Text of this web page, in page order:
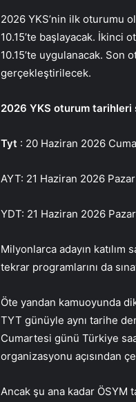
2026 YKS’nin ilk oturumu
10.15’te başlayacak. İkinci
10.15’te uygulanacak. Son
gerçekleştirilecek.
2026 YKS oturum tarihleri
Tyt : 20 Haziran 2026
AYT: 21 Haziran 2026 Pazar
YDT: 21 Haziran 2026
Milyonlarca adayın katılım
tekrar programlarını da
Öte yandan kamuoyunda
TYT günüyle aynı tarihe
Cumartesi günü Türkiye
organizasyonu açısından
Ancak şu ana kadar ÖSYM